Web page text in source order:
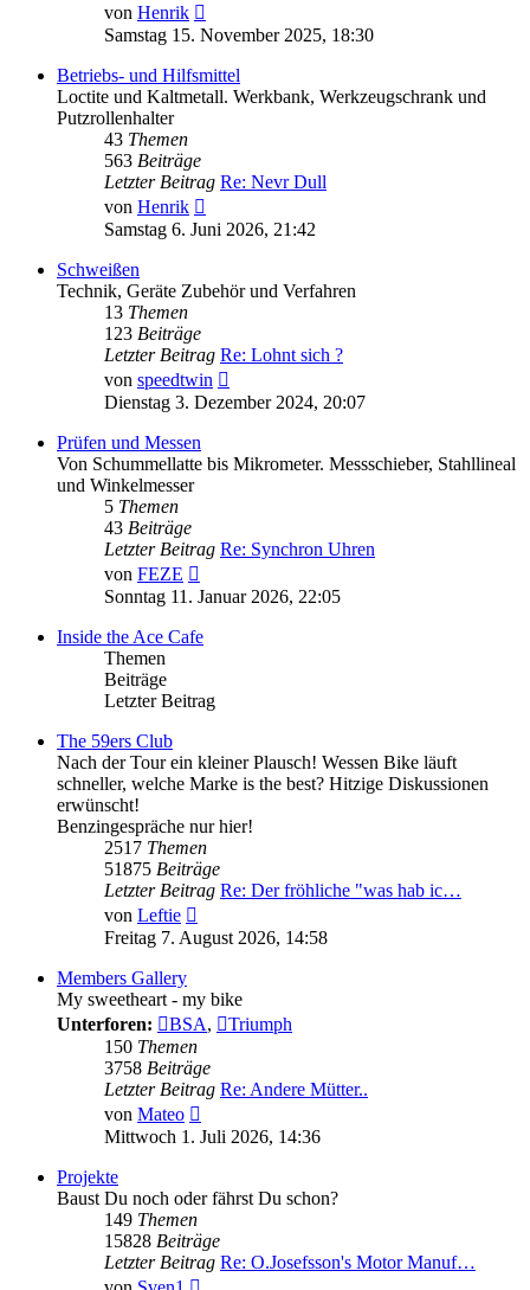
von Henrik
Beitrag
Samstag 15. November 2025, 18:30
Betriebs- und Hilfsmittel
Loctite und Kaltmetall. Werkbank, Werkzeugschrank und
Putzrollenhalter
43 Themen
563 Beiträge
Letzter Beitrag Re: Nevr Dull
von Henrik
Beitrag
Samstag 6. Juni 2026, 21:42
Schweißen
Technik, Geräte Zubehör und Verfahren
13 Themen
123 Beiträge
Letzter Beitrag Re: Lohnt sich ?
von speedtwin
Beitrag
Dienstag 3. Dezember 2024, 20:07
Prüfen und Messen
Von Schummellatte bis Mikrometer. Messschieber, Stahllineal
und Winkelmesser
5 Themen
43 Beiträge
Letzter Beitrag Re: Synchron Uhren
von FEZE
Beitrag
Sonntag 11. Januar 2026, 22:05
Inside the Ace Cafe
Themen
Beiträge
Letzter Beitrag
The 59ers Club
Nach der Tour ein kleiner Plausch! Wessen Bike läuft
schneller, welche Marke is the best? Hitzige Diskussionen
erwünscht!
Benzingespräche nur hier!
2517 Themen
51875 Beiträge
Letzter Beitrag Re: Der fröhliche "was hab ic…
von Leftie
Beitrag
Freitag 7. August 2026, 14:58
Members Gallery
My sweetheart - my bike
Unterforen:
BSA,
Triumph
150 Themen
3758 Beiträge
Letzter Beitrag Re: Andere Mütter..
von Mateo
Beitrag
Mittwoch 1. Juli 2026, 14:36
Projekte
Baust Du noch oder fährst Du schon?
149 Themen
15828 Beiträge
Letzter Beitrag Re: O.Josefsson's Motor Manuf…